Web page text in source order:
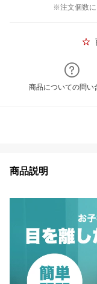
※注文個数に
商品についての問い
商品説明